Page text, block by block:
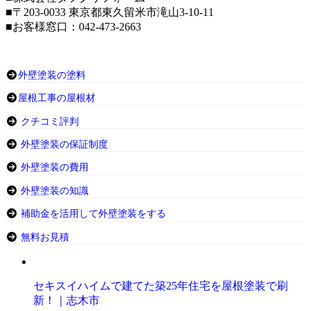
■〒203-0033 東京都東久留米市滝山3-10-11
■お客様窓口：042-473-2663
外壁塗装の塗料
屋根工事の屋根材
クチコミ評判
外壁塗装の保証制度
外壁塗装の費用
外壁塗装の知識
補助金を活用して外壁塗装をする
無料お見積
セキスイハイムで建てた築25年住宅を屋根塗装で刷
新！｜志木市